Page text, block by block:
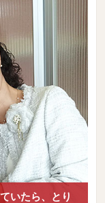
いたら、とり